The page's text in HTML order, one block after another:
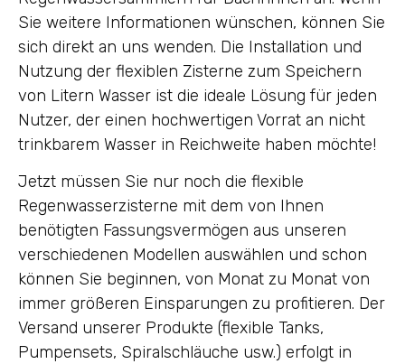
Sie weitere Informationen wünschen, können Sie
sich direkt an uns wenden. Die Installation und
Nutzung der flexiblen Zisterne zum Speichern
von Litern Wasser ist die ideale Lösung für jeden
Nutzer, der einen hochwertigen Vorrat an nicht
trinkbarem Wasser in Reichweite haben möchte!
Jetzt müssen Sie nur noch die flexible
Regenwasserzisterne mit dem von Ihnen
benötigten Fassungsvermögen aus unseren
verschiedenen Modellen auswählen und schon
können Sie beginnen, von Monat zu Monat von
immer größeren Einsparungen zu profitieren. Der
Versand unserer Produkte (flexible Tanks,
Pumpensets, Spiralschläuche usw.) erfolgt in